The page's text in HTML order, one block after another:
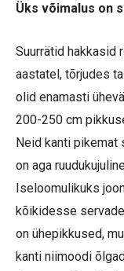
Üks võimalus on
Suurrätid hakkasid
aastatel, tõrjudes
olid enamasti
200-250 cm
Neid kanti pikemat
on aga
Iseloomulikuks
kõikidesse
on ühepikkused,
kanti niimoodi